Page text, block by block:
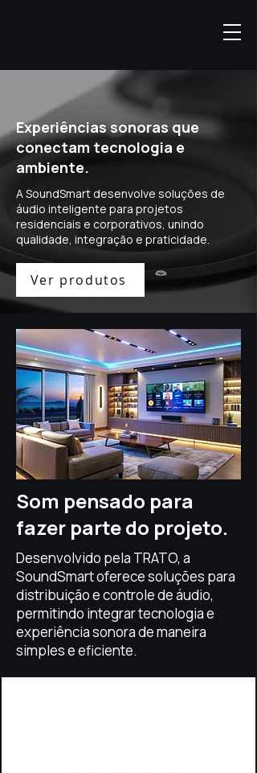
Experiências sonoras que
conectam tecnologia e
ambiente.
A SoundSmart desenvolve soluções de
áudio inteligente para projetos
residenciais e corporativos, unindo
qualidade, integração e praticidade.
Ver produtos
Som pensado para
fazer parte do projeto.
Desenvolvido pela TRATO, a
SoundSmart oferece soluções para
distribuição e controle de áudio,
permitindo integrar tecnologia e
experiência sonora de maneira
simples e eficiente.